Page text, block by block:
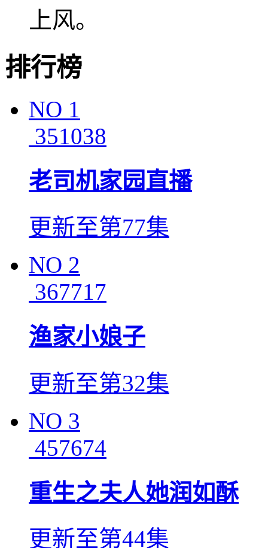
上风。
排行榜
NO 1
351038
老司机家园直播
更新至第77集
NO 2
367717
渔家小娘子
更新至第32集
NO 3
457674
重生之夫人她润如酥
更新至第44集